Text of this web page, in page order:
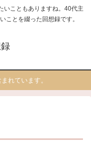
いこともありますね。40代主
ことを綴った回想録です。
録
れています。